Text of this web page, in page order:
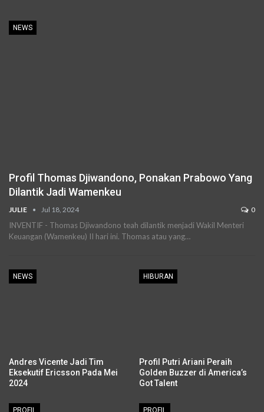
NEWS
Profil Thomas Djiwandono, Ponakan Prabowo Yang
Dilantik Jadi Wamenkeu
JULIE Jul 18, 2024 0
INVENTIF - Thomas Djiwandono teah dilantik menjadi Wakil Menteri
Keuangan (Wamenkeu) II hari ini. Thomas atau yang…
NEWS
Andres Vicente Jadi Tim
Eksekutif Ericsson Pada Mei
2024
HIBURAN
Profil Putri Ariani Peraih
Golden Buzzer di America’s
Got Talent